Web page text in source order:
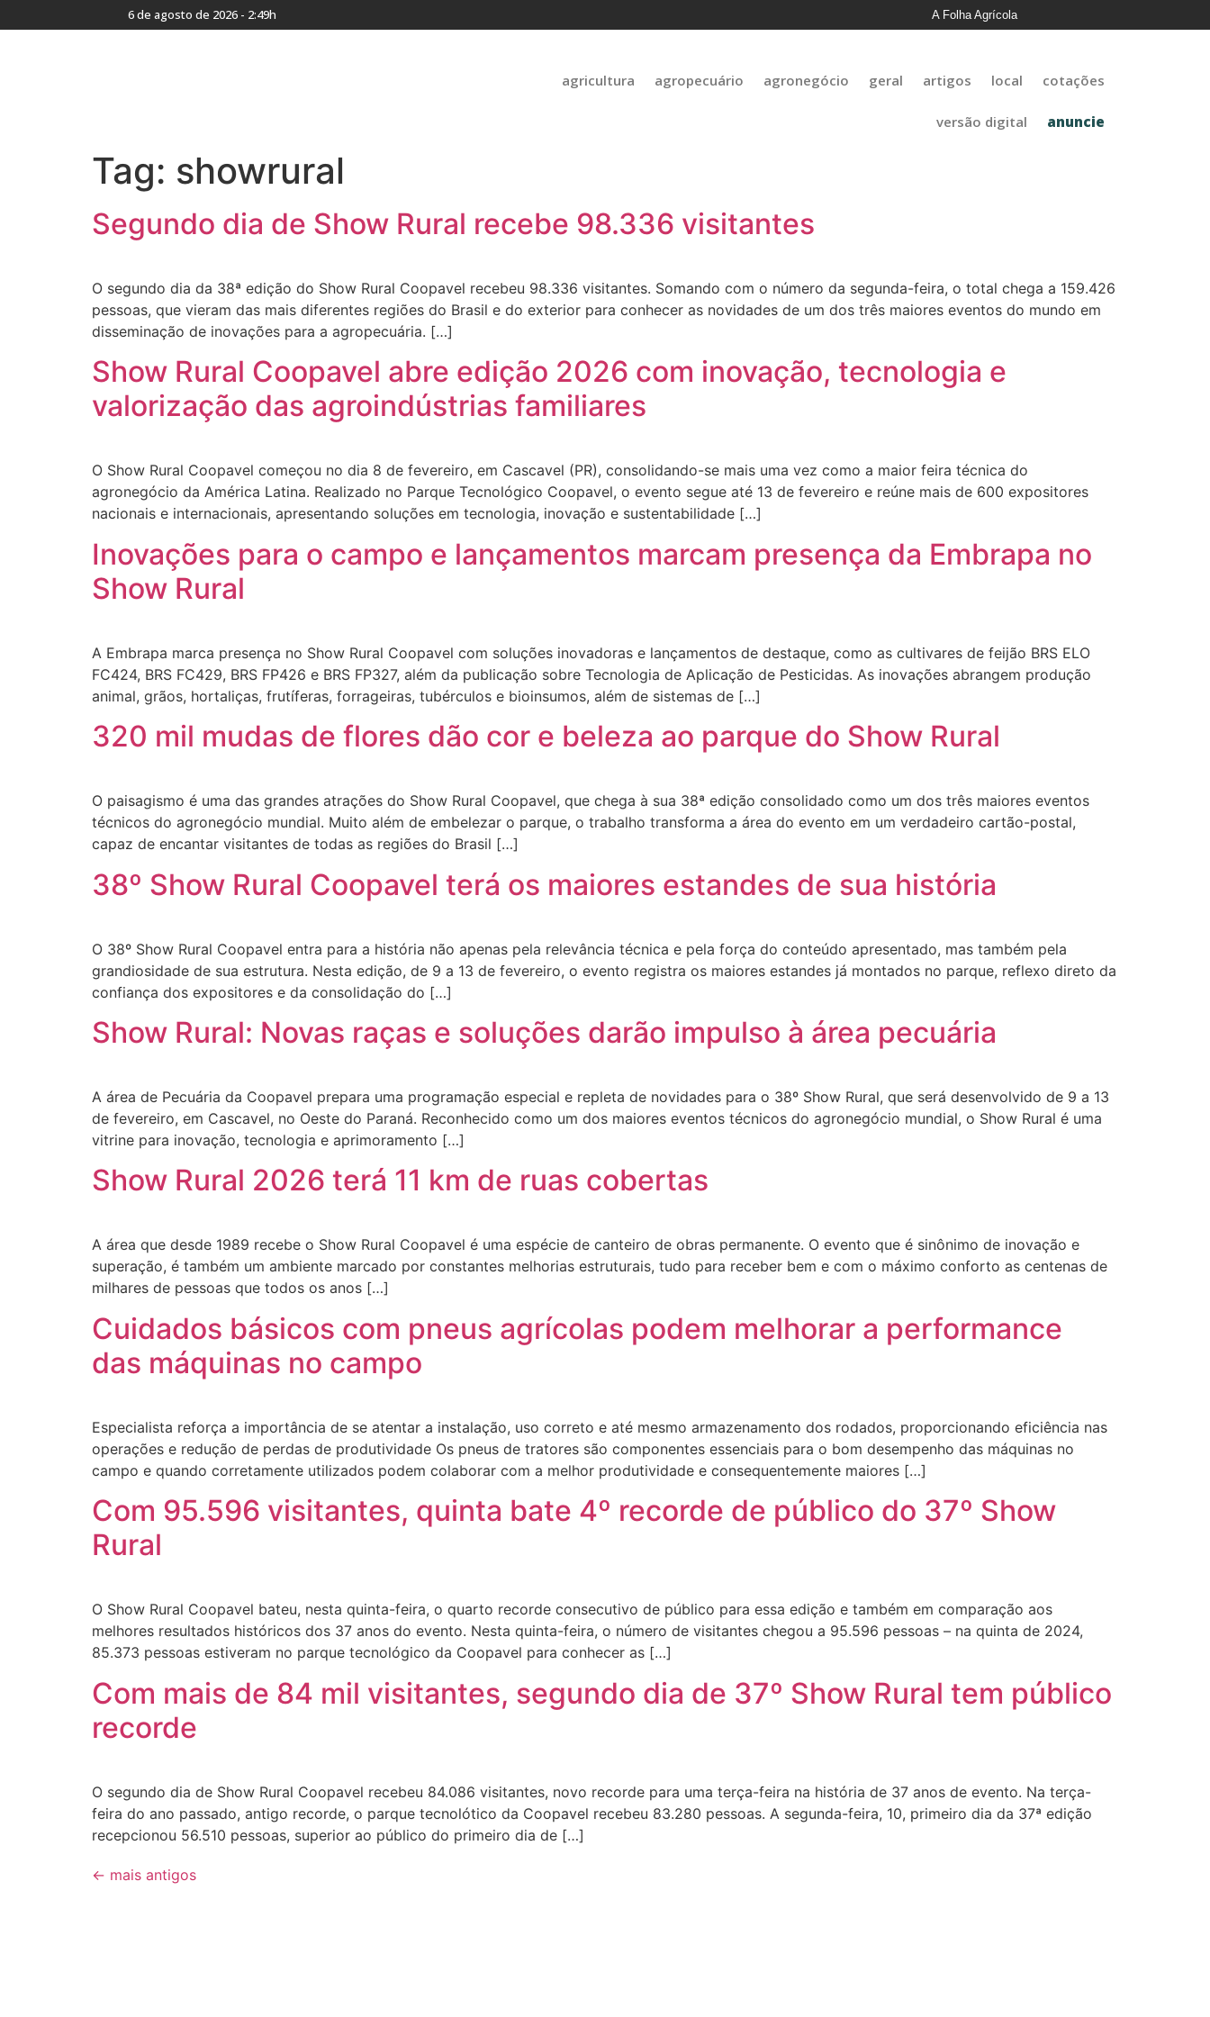
6 de agosto de 2026 - 2:49h A Folha Agrícola
agricultura agropecuário agronegócio geral artigos local cotações
versão digital anuncie
Tag: showrural
Segundo dia de Show Rural recebe 98.336 visitantes
O segundo dia da 38ª edição do Show Rural Coopavel recebeu 98.336 visitantes. Somando com o número da segunda-feira, o total chega a 159.426
pessoas, que vieram das mais diferentes regiões do Brasil e do exterior para conhecer as novidades de um dos três maiores eventos do mundo em
disseminação de inovações para a agropecuária. […]
Show Rural Coopavel abre edição 2026 com inovação, tecnologia e
valorização das agroindústrias familiares
O Show Rural Coopavel começou no dia 8 de fevereiro, em Cascavel (PR), consolidando-se mais uma vez como a maior feira técnica do
agronegócio da América Latina. Realizado no Parque Tecnológico Coopavel, o evento segue até 13 de fevereiro e reúne mais de 600 expositores
nacionais e internacionais, apresentando soluções em tecnologia, inovação e sustentabilidade […]
Inovações para o campo e lançamentos marcam presença da Embrapa no
Show Rural
A Embrapa marca presença no Show Rural Coopavel com soluções inovadoras e lançamentos de destaque, como as cultivares de feijão BRS ELO
FC424, BRS FC429, BRS FP426 e BRS FP327, além da publicação sobre Tecnologia de Aplicação de Pesticidas. As inovações abrangem produção
animal, grãos, hortaliças, frutíferas, forrageiras, tubérculos e bioinsumos, além de sistemas de […]
320 mil mudas de flores dão cor e beleza ao parque do Show Rural
O paisagismo é uma das grandes atrações do Show Rural Coopavel, que chega à sua 38ª edição consolidado como um dos três maiores eventos
técnicos do agronegócio mundial. Muito além de embelezar o parque, o trabalho transforma a área do evento em um verdadeiro cartão-postal,
capaz de encantar visitantes de todas as regiões do Brasil […]
38º Show Rural Coopavel terá os maiores estandes de sua história
O 38º Show Rural Coopavel entra para a história não apenas pela relevância técnica e pela força do conteúdo apresentado, mas também pela
grandiosidade de sua estrutura. Nesta edição, de 9 a 13 de fevereiro, o evento registra os maiores estandes já montados no parque, reflexo direto da
confiança dos expositores e da consolidação do […]
Show Rural: Novas raças e soluções darão impulso à área pecuária
A área de Pecuária da Coopavel prepara uma programação especial e repleta de novidades para o 38º Show Rural, que será desenvolvido de 9 a 13
de fevereiro, em Cascavel, no Oeste do Paraná. Reconhecido como um dos maiores eventos técnicos do agronegócio mundial, o Show Rural é uma
vitrine para inovação, tecnologia e aprimoramento […]
Show Rural 2026 terá 11 km de ruas cobertas
A área que desde 1989 recebe o Show Rural Coopavel é uma espécie de canteiro de obras permanente. O evento que é sinônimo de inovação e
superação, é também um ambiente marcado por constantes melhorias estruturais, tudo para receber bem e com o máximo conforto as centenas de
milhares de pessoas que todos os anos […]
Cuidados básicos com pneus agrícolas podem melhorar a performance
das máquinas no campo
Especialista reforça a importância de se atentar a instalação, uso correto e até mesmo armazenamento dos rodados, proporcionando eficiência nas
operações e redução de perdas de produtividade Os pneus de tratores são componentes essenciais para o bom desempenho das máquinas no
campo e quando corretamente utilizados podem colaborar com a melhor produtividade e consequentemente maiores […]
Com 95.596 visitantes, quinta bate 4º recorde de público do 37º Show
Rural
O Show Rural Coopavel bateu, nesta quinta-feira, o quarto recorde consecutivo de público para essa edição e também em comparação aos
melhores resultados históricos dos 37 anos do evento. Nesta quinta-feira, o número de visitantes chegou a 95.596 pessoas – na quinta de 2024,
85.373 pessoas estiveram no parque tecnológico da Coopavel para conhecer as […]
Com mais de 84 mil visitantes, segundo dia de 37º Show Rural tem público
recorde
O segundo dia de Show Rural Coopavel recebeu 84.086 visitantes, novo recorde para uma terça-feira na história de 37 anos de evento. Na terça-
feira do ano passado, antigo recorde, o parque tecnolótico da Coopavel recebeu 83.280 pessoas. A segunda-feira, 10, primeiro dia da 37ª edição
recepcionou 56.510 pessoas, superior ao público do primeiro dia de […]
← mais antigos